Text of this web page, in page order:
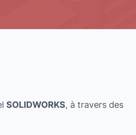
SOLIDWORKS, à travers des